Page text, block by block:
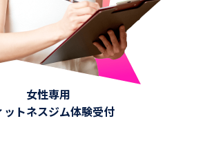
女性専用
ットネスジム体験受付